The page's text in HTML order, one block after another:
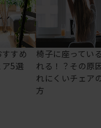
すめ
5選
椅子に座ってい
れる！？その原
れにくいチェア
方